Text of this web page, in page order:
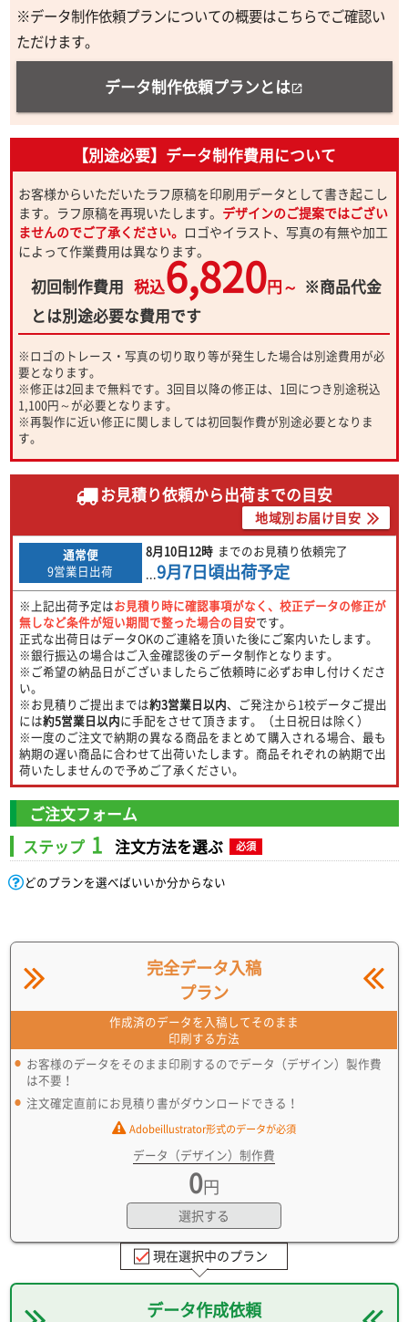
※データ制作依頼プランについての概要はこちらでご確認い
ただけます。
データ制作依頼プランとは open_in_new
【別途必要】データ制作費用について
お客様からいただいたラフ原稿を印刷用データとして書き起こし
ます。ラフ原稿を再現いたします。 デザインのご提案ではござい
ませんのでご了承ください。 ロゴやイラスト、写真の有無や加工
によって作業費用は異なります。
初回制作費用 税込6,820円～ ※商品代金
とは別途必要な費用です
※ロゴのトレース・写真の切り取り等が発生した場合は別途費用が必
要となります。
※修正は2回まで無料です。3回目以降の修正は、1回につき別途税込
1,100円～が必要となります。
※再製作に近い修正に関しましては初回製作費が別途必要となりま
す。
お見積り依頼から出荷までの目安
地域別お届け目安
通常便
9営業日出荷
8月10日12時 までのお見積り依頼完了
...9月7日頃出荷予定
※上記出荷予定はお見積り時に確認事項がなく、校正データの修正が
無しなど条件が短い期間で整った場合の目安です。
正式な出荷日はデータOKのご連絡を頂いた後にご案内いたします。
※銀行振込の場合はご入金確認後のデータ制作となります。
※ご希望の納品日がございましたらご依頼時に必ずお申し付けくださ
い。
※お見積りご提出までは約3営業日以内、ご発注から1校データご提出
には約5営業日以内に手配をさせて頂きます。（土日祝日は除く）
※一度のご注文で納期の異なる商品をまとめて購入される場合、最も
納期の遅い商品に合わせて出荷いたします。商品それぞれの納期で出
荷いたしませんので予めご了承ください。
ご注文フォーム
ステップ 1 注文方法を選ぶ 必須
どのプランを選べばいいか分からない
完全データ入稿
プラン
作成済のデータを入稿してそのまま
印刷する方法
お客様のデータをそのまま印刷するのでデータ（デザイン）製作費
は不要！
注文確定直前にお見積り書がダウンロードできる！
Adobeillustrator形式のデータが必須
データ（デザイン）制作費
0円
選択する
現在選択中のプラン
データ作成依頼